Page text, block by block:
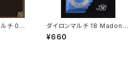
ルチ 08
ダイロンマルチ 18 Madonn
a Blue
¥660